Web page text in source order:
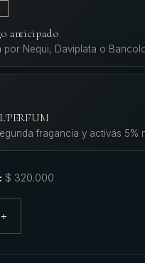
anticipado
por Nequi, Daviplata o
fragancia y activás 5%
: $ 320.000
+